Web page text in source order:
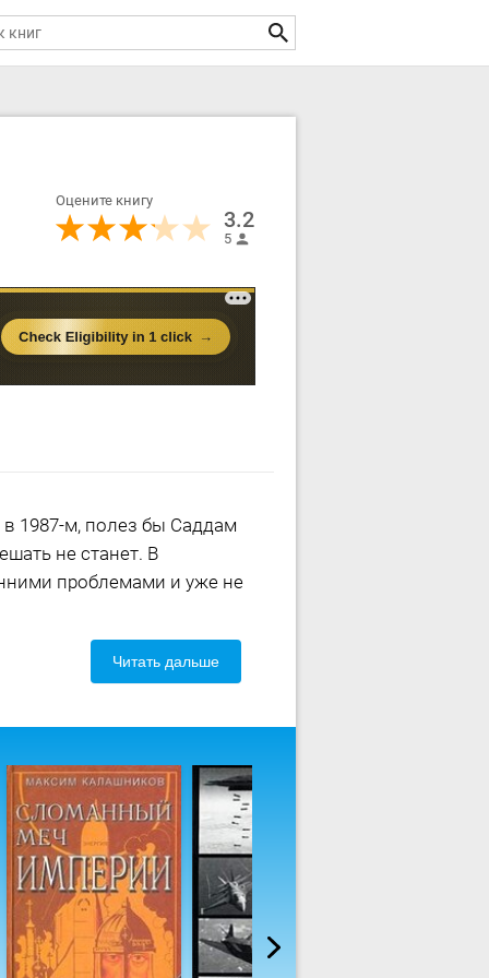
Оцените книгу
3.2
5
1987-м, полез бы Саддам
не станет. В
проблемами и уже не
Читать дальше